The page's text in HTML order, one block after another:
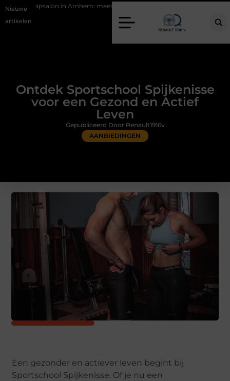
Nieuwe
artikelen
meer dan alleen een knipbeurt
Ontdek Sportschool Spijkenisse
voor een Gezond en Actief
Leven
AANBIEDINGEN
Gepubliceerd Door Renault1916v
Een gezonder en actiever leven begint bij
Sportschool Spijkenisse. Of je nu een